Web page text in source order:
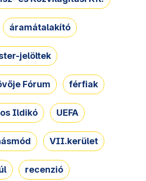
áramátalakító
jelöltek
Fórum férfiak
Ildikó UEFA
VII.kerület
recenzió